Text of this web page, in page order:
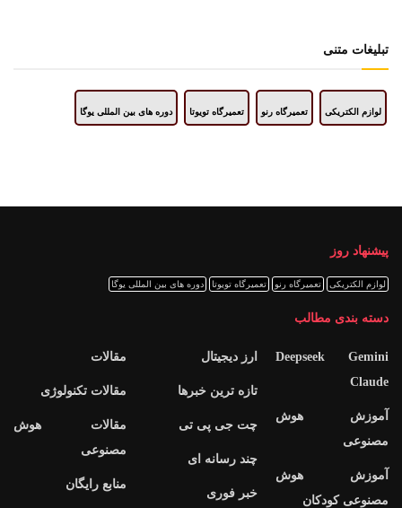
تبلیغات متنی
لوازم الکتریکی تعمیرگاه رنو تعمیرگاه تویوتا دوره های بین المللی یوگا
پیشنهاد روز
لوازم الکتریکی تعمیرگاه رنو تعمیرگاه تویوتا دوره های بین المللی یوگا
دسته بندی مطالب
Deepseek Gemini
Claude
آموزش هوش
مصنوعی
آموزش هوش
مصنوعی کودکان
ارز دیجیتال
تازه ترین خبرها
چت جی پی تی
چند رسانه ای
خبر فوری
مقالات
مقالات تکنولوژی
مقالات هوش
مصنوعی
منابع رایگان